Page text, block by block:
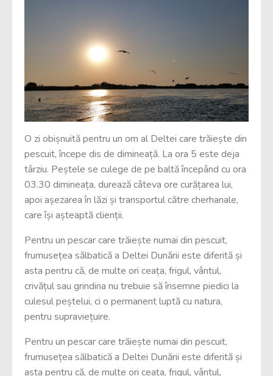
O zi obișnuită pentru un om al Deltei care trăiește din
pescuit, începe dis de dimineață. La ora 5 este deja
târziu. Peștele se culege de pe baltă începând cu ora
03.30 dimineața, durează câteva ore curățarea lui,
apoi așezarea în lăzi și transportul către cherhanale,
care își așteaptă clienții.
Pentru un pescar care trăiește numai din pescuit,
frumusețea sălbatică a Deltei Dunării este diferită și
asta pentru că, de multe ori ceața, frigul, vântul,
crivățul sau grindina nu trebuie să însemne piedici la
culesul peștelui, ci o permanent luptă cu natura,
pentru supraviețuire.
Pentru un pescar care trăiește numai din pescuit,
frumusețea sălbatică a Deltei Dunării este diferită și
asta pentru că, de multe ori ceața, frigul, vântul,